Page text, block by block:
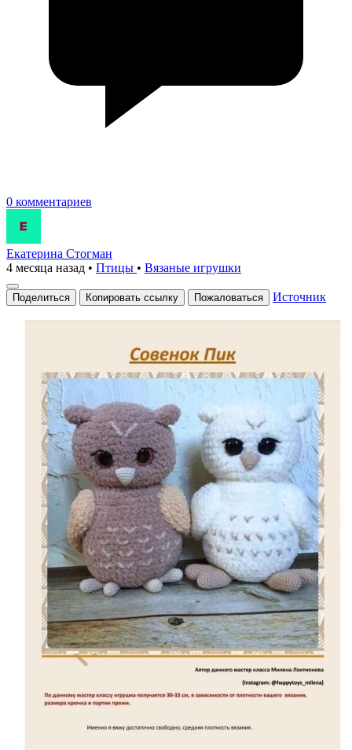
0 комментариев
Екатерина Стогман
4 месяца назад • Птицы • Вязаные игрушки
Поделиться Копировать ссылку Пожаловаться Источник